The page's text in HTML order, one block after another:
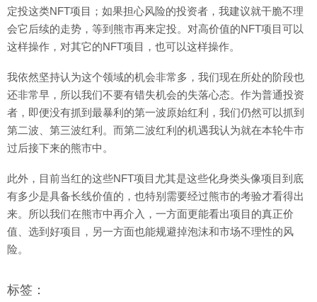
定投这类NFT项目；如果担心风险的投资者，我建议就干脆不理
会它后续的走势，等到熊市再来定投。对高价值的NFT项目可以
这样操作，对其它的NFT项目，也可以这样操作。
我依然坚持认为这个领域的机会非常多，我们现在所处的阶段也
还非常早，所以我们不要有错失机会的失落心态。作为普通投资
者，即便没有抓到最暴利的第一波原始红利，我们仍然可以抓到
第二波、第三波红利。而第二波红利的机遇我认为就在本轮牛市
过后接下来的熊市中。
此外，目前当红的这些NFT项目尤其是这些化身类头像项目到底
有多少是具备长线价值的，也特别需要经过熊市的考验才看得出
来。所以我们在熊市中再介入，一方面更能看出项目的真正价
值、选到好项目，另一方面也能规避掉泡沫和市场不理性的风
险。
标签：